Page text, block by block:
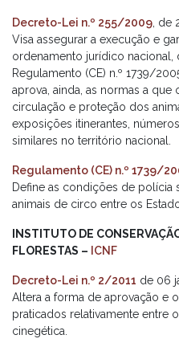
Decreto-Lei n.º 255/2009 ,
Visa assegurar a execução e
ordenamento jurídico
Regulamento (CE) n.º 1739/
aprova, ainda, as normas a que
circulação e proteção dos
exposições itinerantes,
similares no território nacional.
Regulamento (CE) n.º 1739/
Define as condições de polícia
animais de circo entre os
INSTITUTO DE
FLORESTAS – ICNF
Decreto-Lei n.º 2/2011 de 06
Altera a forma de aprovação e
praticados relativamente entre
cinegética.